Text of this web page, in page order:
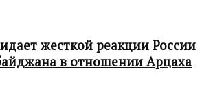
жесткой реакции России
в отношении Арцаха